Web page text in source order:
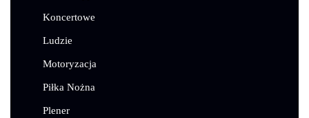
Koncertowe
Ludzie
Motoryzacja
Piłka Nożna
Plener